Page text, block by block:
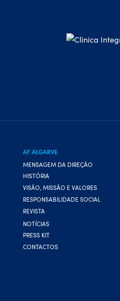
AF ALGARVE
MENSAGEM DA DIREÇÃO
HISTÓRIA
VISÃO, MISSÃO E VALORES
RESPONSABILIDADE SOCIAL
REVISTA
NOTÍCIAS
PRESS KIT
CONTACTOS